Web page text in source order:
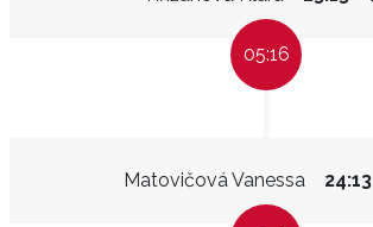
05:16
Matovičová Vanessa 24:13